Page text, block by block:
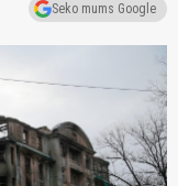
Seko mums Google